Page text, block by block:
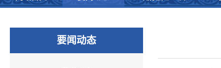
要闻动态